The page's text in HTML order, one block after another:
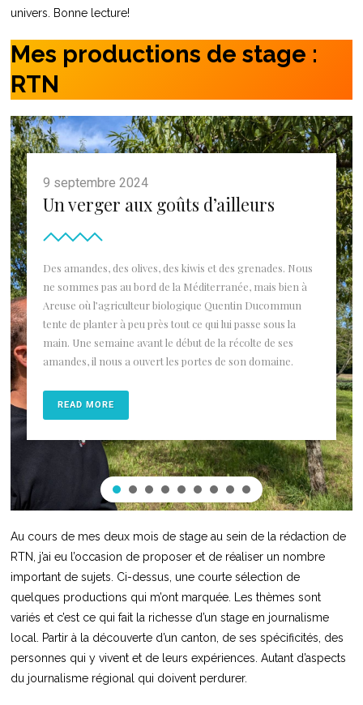
univers. Bonne lecture!
Mes productions de stage :
RTN
9 septembre 2024
Un verger aux goûts d’ailleurs
Des amandes, des olives, des kiwis et des grenades. Nous
ne sommes pas au bord de la Méditerranée, mais bien à
Areuse où l’agriculteur biologique Quentin Ducommun
tente de planter à peu près tout ce qui lui passe sous la
main. Une semaine avant le début de la récolte de ses
amandes, il nous a ouvert les portes de son domaine.
READ MORE
Au cours de mes deux mois de stage au sein de la rédaction de
RTN, j’ai eu l’occasion de proposer et de réaliser un nombre
important de sujets. Ci-dessus, une courte sélection de
quelques productions qui m’ont marquée. Les thèmes sont
variés et c’est ce qui fait la richesse d’un stage en journalisme
local. Partir à la découverte d’un canton, de ses spécificités, des
personnes qui y vivent et de leurs expériences. Autant d’aspects
du journalisme régional qui doivent perdurer.